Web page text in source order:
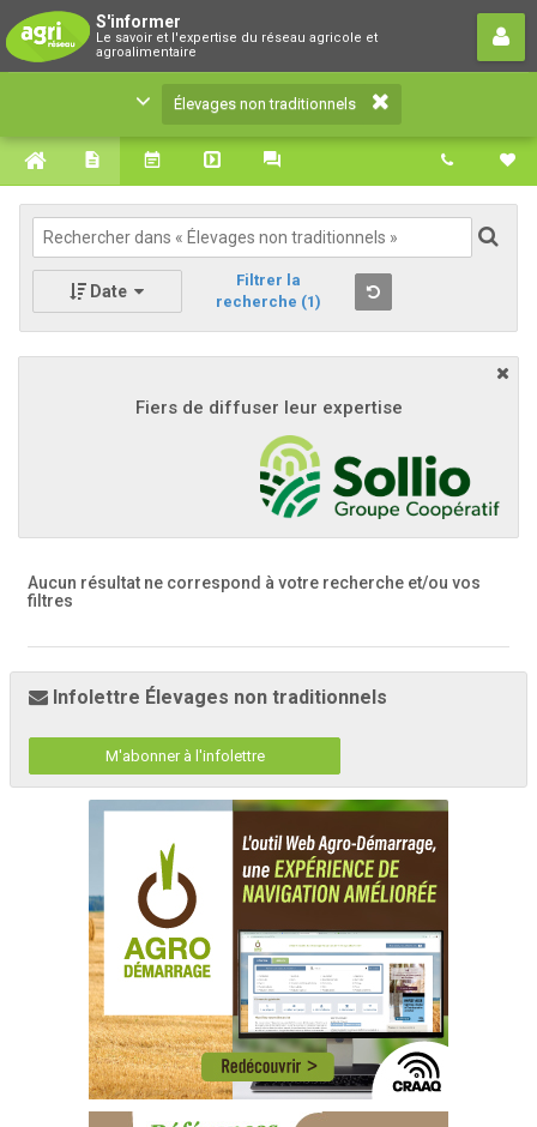
S'informer
Le savoir et l'expertise du réseau agricole et
agroalimentaire
Élevages non traditionnels
Le savoir et l'expertise du réseau agricole et
agroalimentaire
Élevages non traditionnels
Date
Filtrer la
recherche (1)
Fiers de diffuser leur expertise
Aucun résultat ne correspond à votre recherche et/ou vos
filtres
Infolettre Élevages non traditionnels
M'abonner à l'infolettre